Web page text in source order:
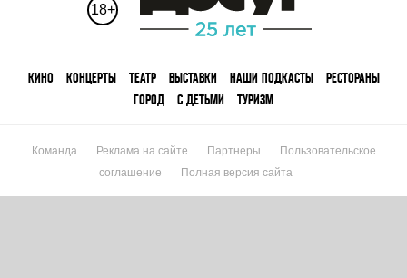
18+
КИНО КОНЦЕРТЫ ТЕАТР ВЫСТАВКИ НАШИ ПОДКАСТЫ
РЕСТОРАНЫ
ГОРОД
С ДЕТЬМИ ТУРИЗМ
Команда Реклама на сайте Партнеры
Пользовательское
соглашение
Полная версия сайта